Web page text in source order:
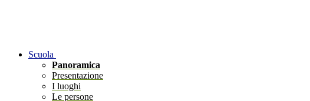
Scuola
Panoramica
Presentazione
I luoghi
Le persone